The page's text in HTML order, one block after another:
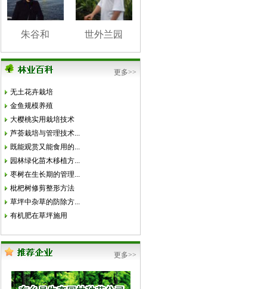
朱谷和 世外兰园
更多>>
无土花卉栽培
金鱼规模养殖
大樱桃实用栽培技术
芦荟栽培与管理技术...
既能观赏又能食用的...
园林绿化苗木移植方...
枣树在生长期的管理...
枇杷树修剪整形方法
草坪中杂草的防除方...
有机肥在草坪施用
更多>>